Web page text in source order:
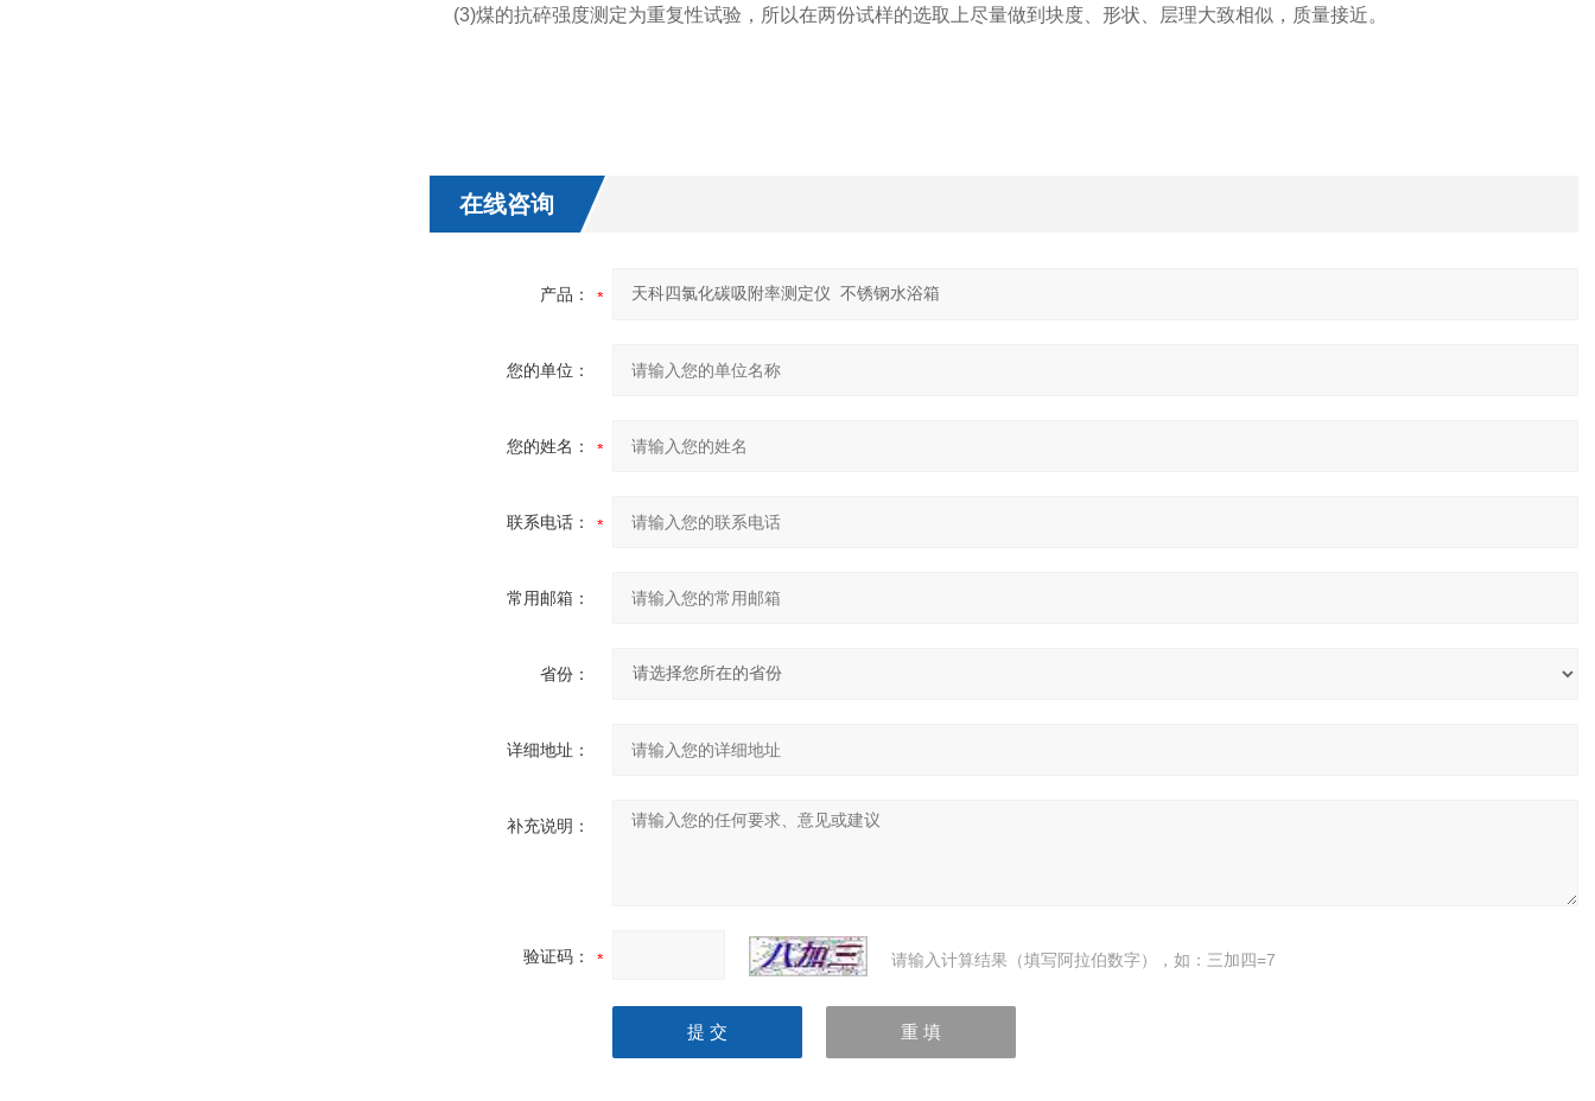
(3)煤的抗碎强度测定为重复性试验，所以在两份试样的选取上尽量做到块度、形状、层理大致相似，质量接近。
在线咨询
产品：
您的单位：
您的姓名：
联系电话：
常用邮箱：
省份：
详细地址：
补充说明：
验证码： 请输入计算结果（填写阿拉伯数字），如：三加四=7